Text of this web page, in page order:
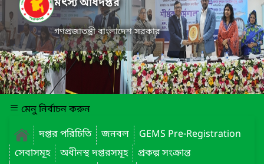
মৎস্য অধিদপ্তর
গণপ্রজাতন্ত্রী বাংলাদেশ সরকার
মেনু নির্বাচন করুন
দপ্তর পরিচিতি
জনবল
GEMS Pre-Registration
সেবাসমূহ
অধীনস্থ দপ্তরসমূহ
প্রকল্প সংক্রান্ত